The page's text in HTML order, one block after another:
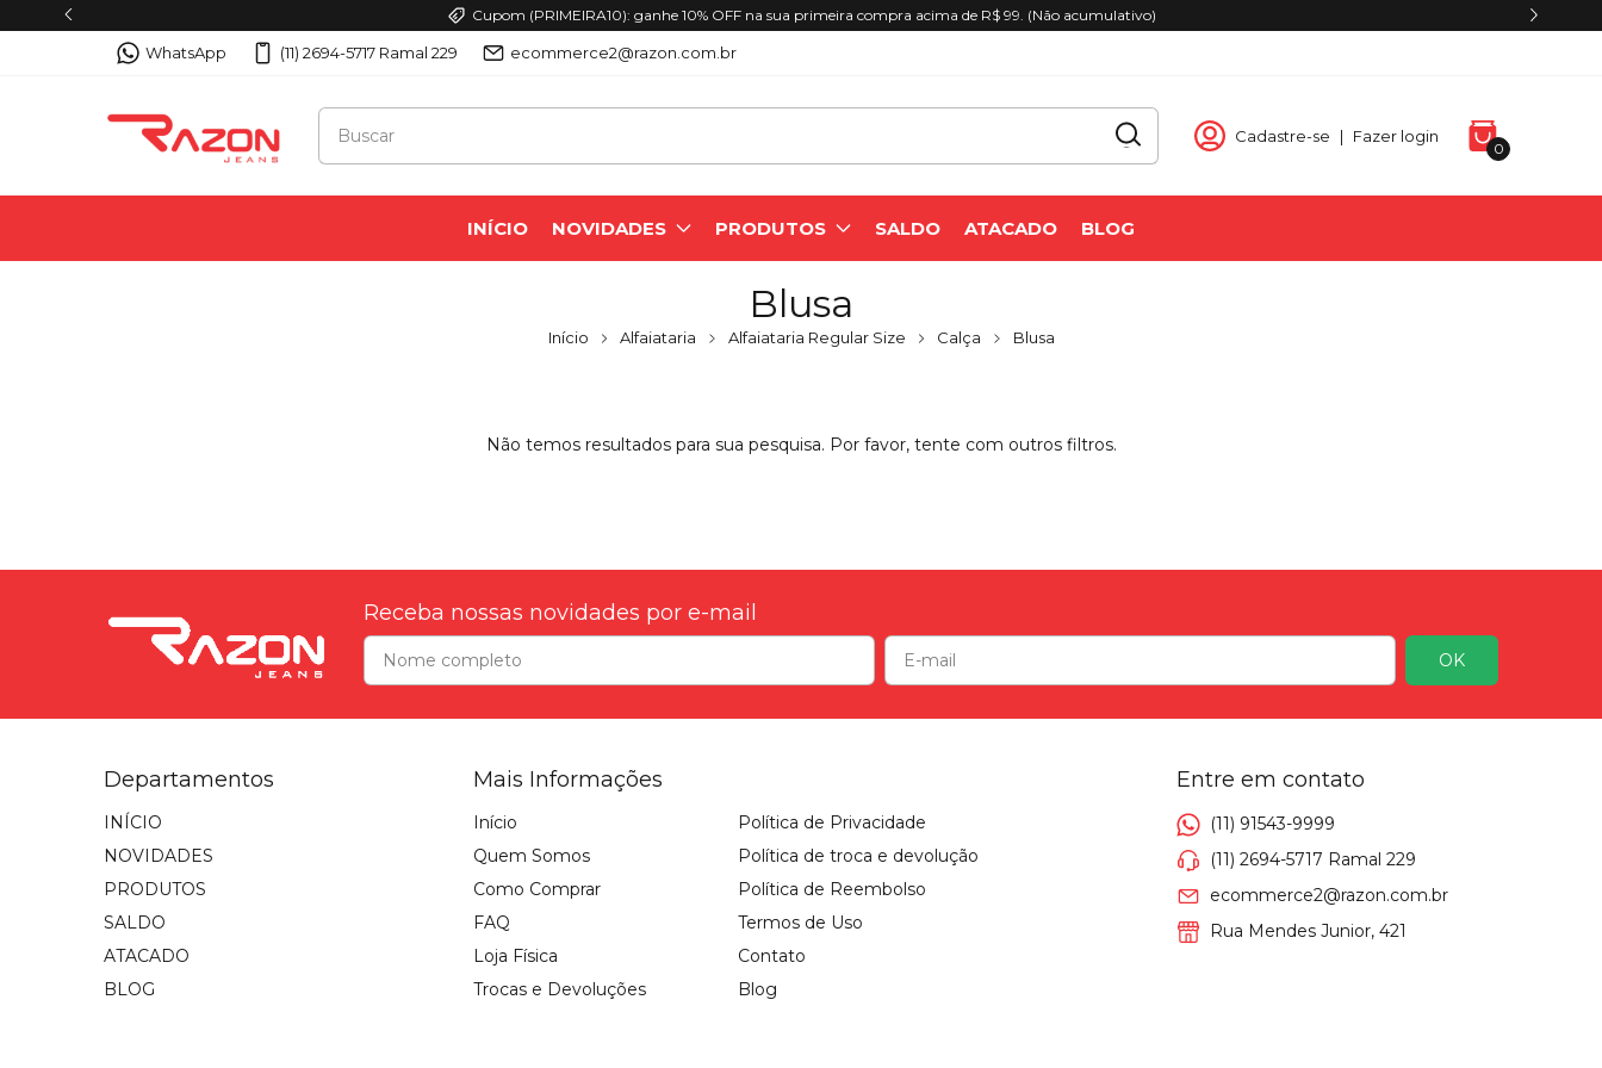
Cupom (PRIMEIRA10): ganhe 10% OFF na sua primeira compra acima de R$ 99. (Não acumulativo)
WhatsApp (11) 2694-5717 Ramal 229 ecommerce2@razon.com.br
Cadastre-se | Fazer login
0
INÍCIO NOVIDADES PRODUTOS SALDO ATACADO BLOG
Blusa
Início Alfaiataria Alfaiataria Regular Size Calça Blusa
Não temos resultados para sua pesquisa. Por favor, tente com outros filtros.
Receba nossas novidades por e-mail
Departamentos
INÍCIO
NOVIDADES
PRODUTOS
SALDO
ATACADO
BLOG
Mais Informações
Início
Quem Somos
Como Comprar
FAQ
Loja Física
Trocas e Devoluções
Política de Privacidade
Política de troca e devolução
Política de Reembolso
Termos de Uso
Contato
Blog
Entre em contato
(11) 91543-9999
(11) 2694-5717 Ramal 229
ecommerce2@razon.com.br
Rua Mendes Junior, 421